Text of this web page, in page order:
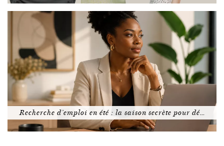
Recherche d’emploi en été : la saison secrète pour dé…